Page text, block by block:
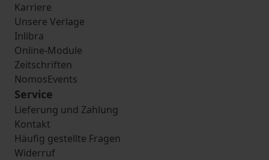
Karriere
Unsere Verlage
Inlibra
Online-Module
Zeitschriften
NomosEvents
Service
Lieferung und Zahlung
Kontakt
Häufig gestellte Fragen
Widerruf